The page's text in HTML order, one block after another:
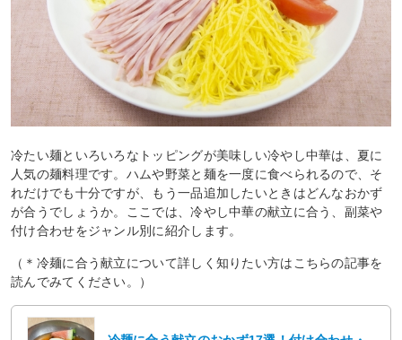
冷たい麺といろいろなトッピングが美味しい冷やし中華は、夏に
人気の麺料理です。ハムや野菜と麺を一度に食べられるので、そ
れだけでも十分ですが、もう一品追加したいときはどんなおかず
が合うでしょうか。ここでは、冷やし中華の献立に合う、副菜や
付け合わせをジャンル別に紹介します。
（＊冷麺に合う献立について詳しく知りたい方はこちらの記事を
読んでみてください。）